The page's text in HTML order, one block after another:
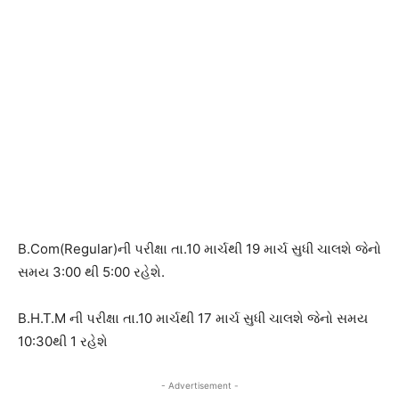
B.Com(Regular)ની પરીક્ષા તા.10 માર્ચથી 19 માર્ચ સુધી ચાલશે જેનો
સમય 3:00 થી 5:00 રહેશે.
B.H.T.M ની પરીક્ષા તા.10 માર્ચથી 17 માર્ચ સુધી ચાલશે જેનો સમય
10:30થી 1 રહેશે
- Advertisement -